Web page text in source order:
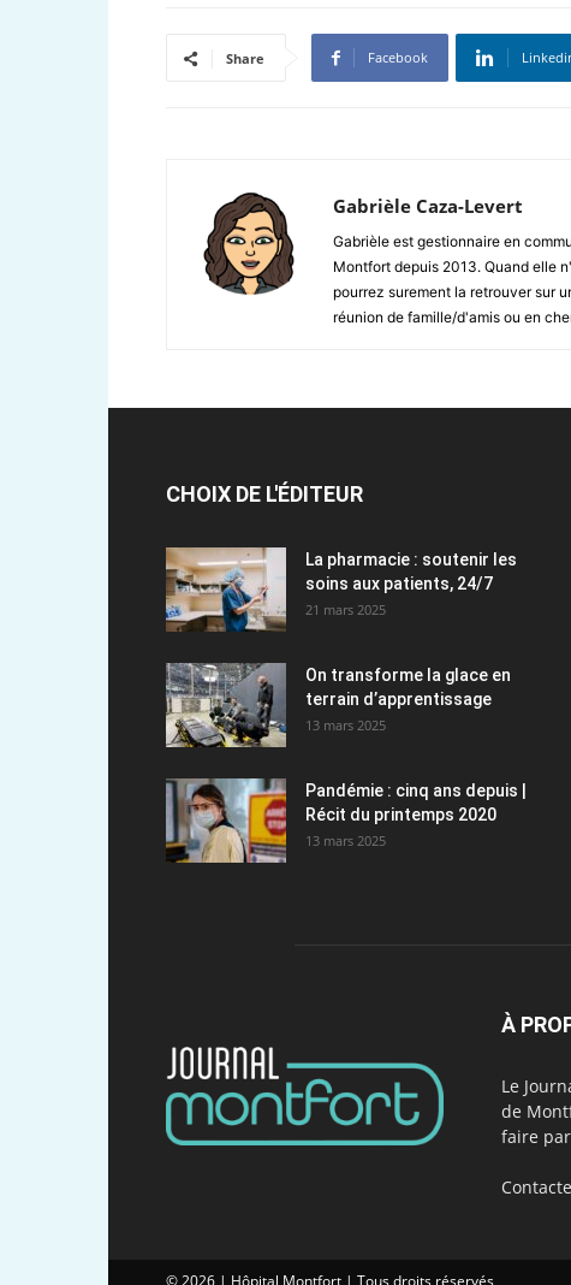
Share Facebook
Gabrièle Caza-Levert
Gabrièle est gestionnaire en
Montfort depuis 2013. Quand elle
pourrez surement la retrouver sur
réunion de famille/d'amis ou en
CHOIX DE L'ÉDITEUR
La pharmacie : soutenir les
soins aux patients, 24/7
21 mars 2025
On transforme la glace en
terrain d’apprentissage
13 mars 2025
Pandémie : cinq ans depuis |
Récit du printemps 2020
13 mars 2025
À
Le
de
faire
© 2026 | Hôpital Montfort | Tous droits réservés